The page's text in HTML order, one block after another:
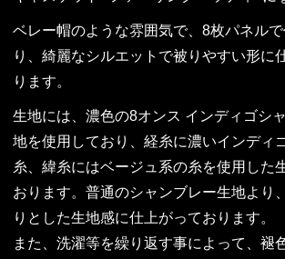
ベレー帽のような雰囲気で、8枚パネル
り、綺麗なシルエットで被りやすい形に
ります。
生地には、濃色の8オンス インディゴシ
地を使用しており、経糸に濃いインディ
糸、緯糸にはベージュ系の糸を使用した
おります。普通のシャンブレー生地より
りとした生地感に仕上がっております。
また、洗濯等を繰り返す事によって、褪